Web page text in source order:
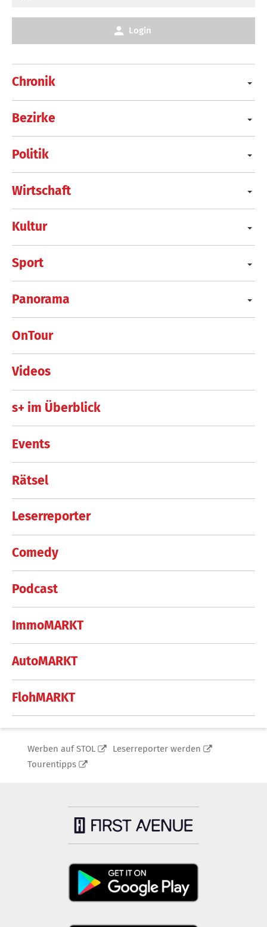
Chronik
Bezirke
Politik
Wirtschaft
Kultur
Sport
Panorama
OnTour
Videos
s+ im Überblick
Events
Rätsel
Leserreporter
Comedy
Podcast
ImmoMARKT
AutoMARKT
FlohMARKT
Login
Werben auf STOL
Leserreporter werden
Tourentipps